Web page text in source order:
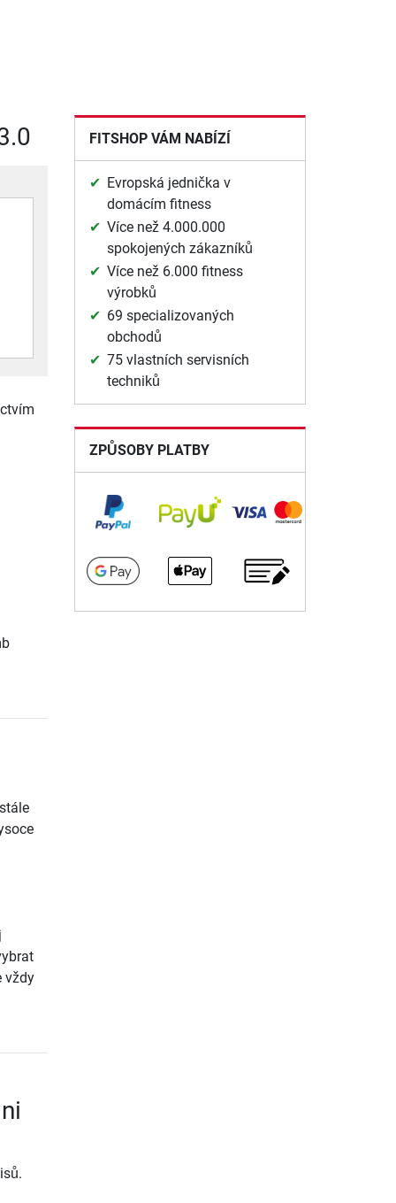
vždy
FITSHOP VÁM NABÍZÍ
Evropská jednička v
domácím fitness
Více než 4.000.000
spokojených zákazníků
Více než 6.000 fitness
výrobků
69 specializovaných
obchodů
75 vlastních servisních
techniků
ZPŮSOBY PLATBY